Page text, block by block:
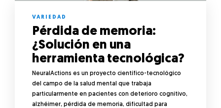
VARIEDAD
Pérdida de memoria:
¿Solución en una
herramienta tecnológica?
NeuralActions es un proyecto científico-tecnológico
del campo de la salud mental que trabaja
particularmente en pacientes con deterioro cognitivo,
alzhéimer, pérdida de memoria, dificultad para